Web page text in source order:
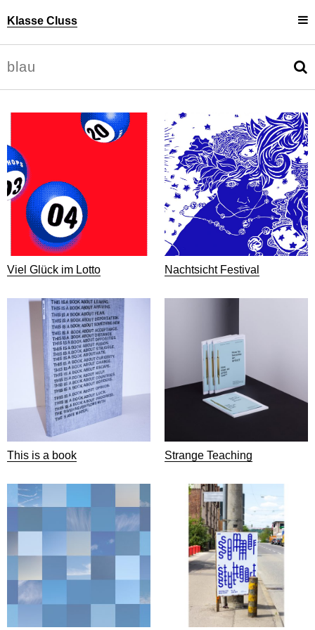
Klasse Cluss
Personen
Projekte
Uli Cluss
Information
Viel Glück im Lotto Nachtsicht Festival
This is a book Strange Teaching